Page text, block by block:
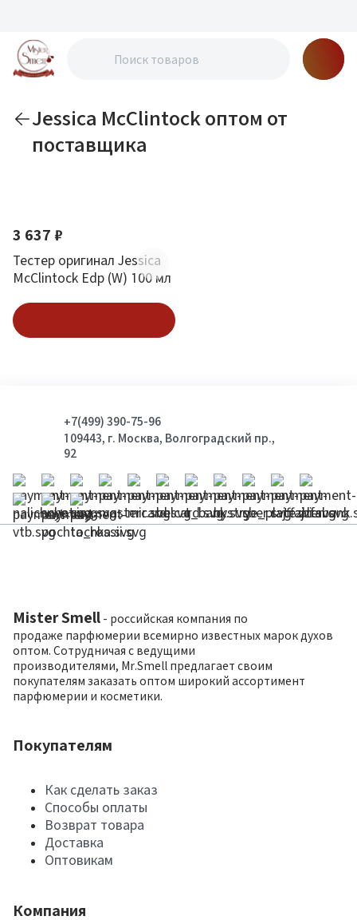
Jessica McClintock оптом от
поставщика
3 637 ₽
Тестер оригинал Jessica
McClintock Edp (W) 100 мл
+7(499) 390-75-96
109443, г. Москва, Волгоградский пр.,
92
Mister Smell - российская компания по
продаже парфюмерии всемирно известных марок духов
оптом. Сотрудничая с ведущими
производителями, Mr.Smell предлагает своим
покупателям заказать оптом широкий ассортимент
парфюмерии и косметики.
Покупателям
Как сделать заказ
Способы оплаты
Возврат товара
Доставка
Оптовикам
Компания